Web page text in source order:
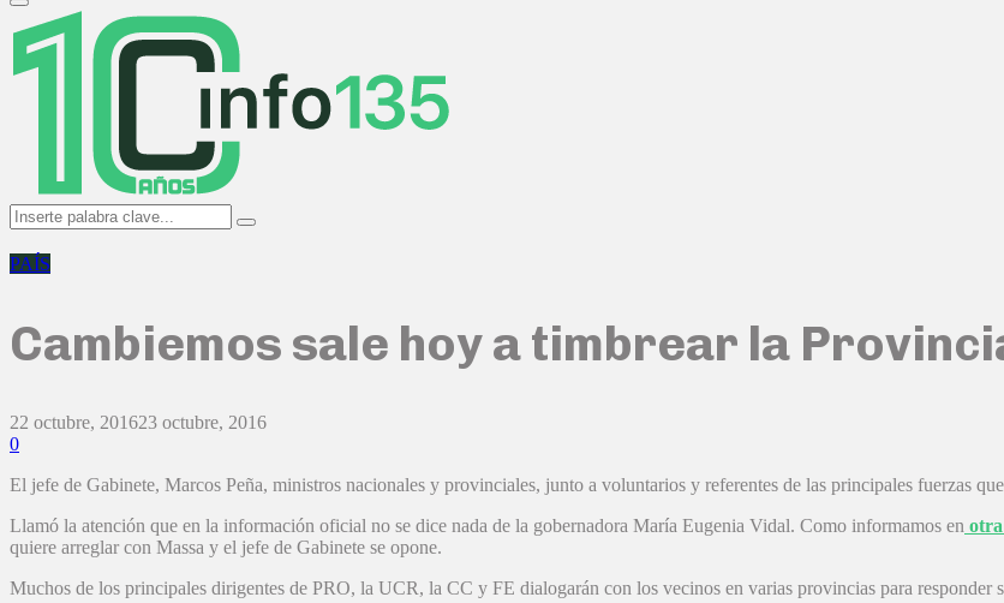
Primary
Menu
Search
for:
Search
PAÍS
Cambiemos sale hoy a timbrear la
22 octubre, 201623 octubre, 2016
0
El jefe de Gabinete, Marcos Peña, ministros nacionales y provinciales, junto a voluntarios y referentes de las principales fuerzas
Llamó la atención que en la información oficial no se dice nada de la gobernadora María Eugenia Vidal. Como informamos en
quiere arreglar con Massa y el jefe de Gabinete se opone.
Muchos de los principales dirigentes de PRO, la UCR, la CC y FE dialogarán con los vecinos en varias provincias para responder